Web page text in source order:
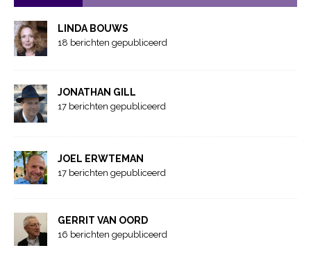
LINDA BOUWS
18 berichten gepubliceerd
JONATHAN GILL
17 berichten gepubliceerd
JOEL ERWTEMAN
17 berichten gepubliceerd
GERRIT VAN OORD
16 berichten gepubliceerd